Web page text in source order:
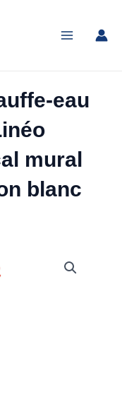
Menu
eau
mural
blanc